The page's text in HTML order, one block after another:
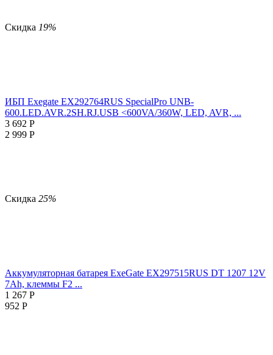
Скидка 19%
ИБП Exegate EX292764RUS SpecialPro UNB-
600.LED.AVR.2SH.RJ.USB <600VA/360W, LED, AVR, ...
3 692 Р
2 999 Р
Скидка 25%
Аккумуляторная батарея ExeGate EX297515RUS DT 1207 12V
7Ah, клеммы F2 ...
1 267 Р
952 Р